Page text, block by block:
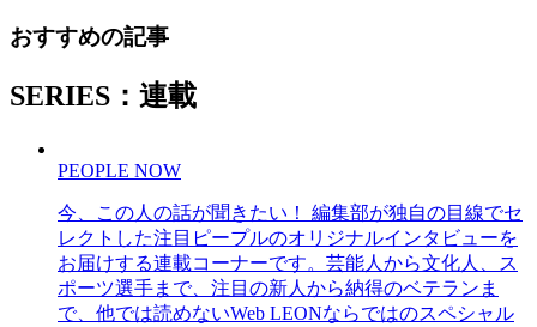
おすすめの記事
SERIES：連載
PEOPLE NOW
今、この人の話が聞きたい！ 編集部が独自の目線でセ
レクトした注目ピープルのオリジナルインタビューを
お届けする連載コーナーです。芸能人から文化人、ス
ポーツ選手まで、注目の新人から納得のベテランま
で、他では読めないWeb LEONならではのスペシャル